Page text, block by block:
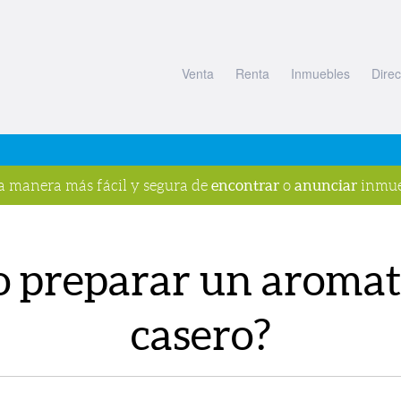
Venta Renta Inmuebles
manera más fácil y segura de encontrar o anunciar
preparar un
casero?